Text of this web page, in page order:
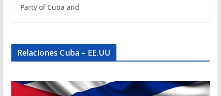
Party of Cuba and
Relaciones Cuba – EE.UU